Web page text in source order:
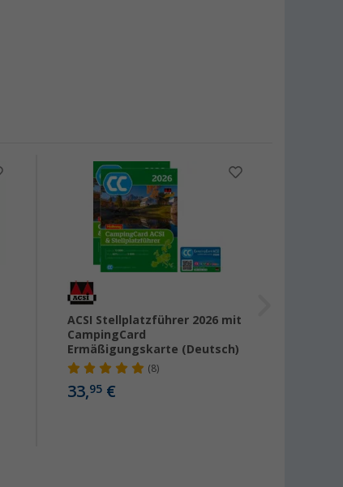
ACSI Stellplatzführer 2026 mit
CampingCard
Ermäßigungskarte (Deutsch)
(8)
33,95€